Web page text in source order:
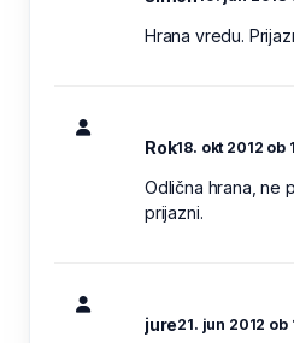
Hrana vredu.
Rok18. okt 2012 ob
Odlična hrana, ne
prijazni.
jure21. jun 2012 ob